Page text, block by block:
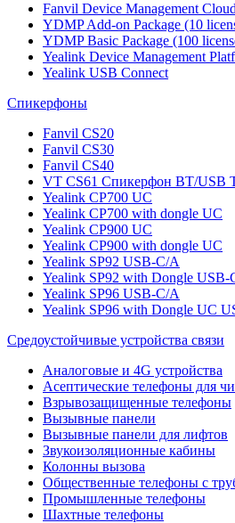
Fanvil Device Management
YDMP Add-on Package (10
YDMP Basic Package (100
Yealink Device Management
Yealink USB Connect
Спикерфоны
Fanvil CS20
Fanvil CS30
Fanvil CS40
VT CS61 Cпикерфон BT/USB
Yealink CP700 UC
Yealink CP700 with dongle UC
Yealink CP900 UC
Yealink CP900 with dongle UC
Yealink SP92 USB-C/A
Yealink SP92 with Dongle USB-
Yealink SP96 USB-C/A
Yealink SP96 with Dongle UC
Средоустойчивые устройства связи
Аналоговые и 4G устройства
Асептические телефоны для
Взрывозащищенные телефоны
Вызывные панели
Вызывные панели для лифтов
Звукоизоляционные кабины
Колонны вызова
Общественные телефоны с
Промышленные телефоны
Шахтные телефоны